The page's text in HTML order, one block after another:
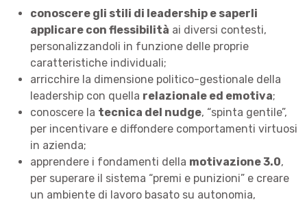
conoscere gli stili di leadership e saperli
applicare con flessibilità ai diversi contesti,
personalizzandoli in funzione delle proprie
caratteristiche individuali;
arricchire la dimensione politico-gestionale della
leadership con quella relazionale ed emotiva;
conoscere la tecnica del nudge, “spinta gentile”,
per incentivare e diffondere comportamenti virtuosi
in azienda;
apprendere i fondamenti della motivazione 3.0,
per superare il sistema “premi e punizioni” e creare
un ambiente di lavoro basato su autonomia,